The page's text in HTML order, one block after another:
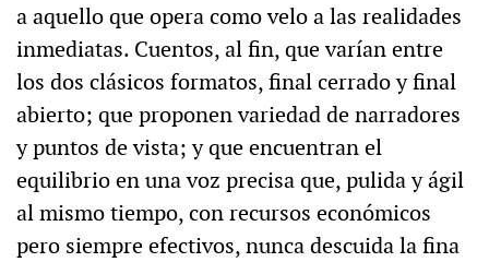
a aquello que opera como velo a las realidades
inmediatas. Cuentos, al fin, que varían entre
los dos clásicos formatos, final cerrado y final
abierto; que proponen variedad de narradores
y puntos de vista; y que encuentran el
equilibrio en una voz precisa que, pulida y ágil
al mismo tiempo, con recursos económicos
pero siempre efectivos, nunca descuida la fina